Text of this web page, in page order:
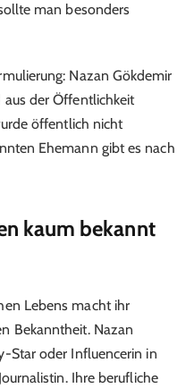
man besonders
Nazan Gökdemir
der Öffentlichkeit
öffentlich nicht
Ehemann gibt es nach
kaum bekannt
Lebens macht ihr
Bekanntheit. Nazan
Star oder Influencerin in
Ihre berufliche